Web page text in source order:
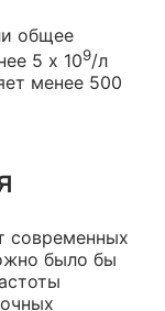
общее
5 х 109/л
менее 500
современных
было бы